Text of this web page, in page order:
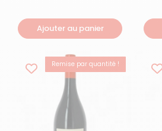
Ajouter au panier
Remise par quantité !
BEST-SELLER